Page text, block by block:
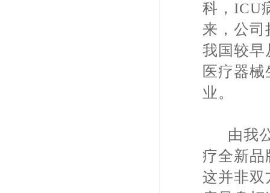
科，ICU
来，公司
我国较早
医疗器
业。
由我公
疗全新品
这并非双